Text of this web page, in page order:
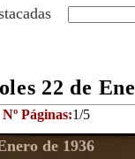
22 de
Nº Páginas:1/5
de 1936